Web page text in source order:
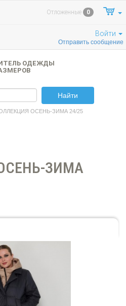
Отложенные 0
Войти
Отправить сообщение
ОДЕЖДЫ
Найти
ОСЕНЬ-ЗИМА 24/25
ЗИМА